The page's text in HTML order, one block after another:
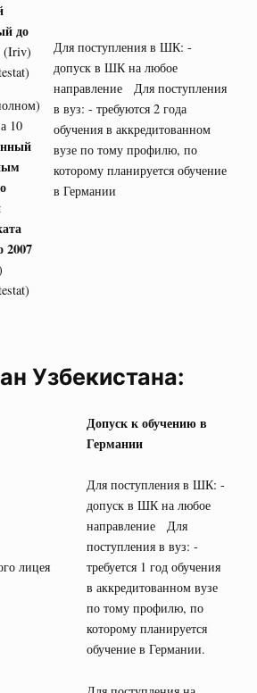
до
(Iriv)
Для поступления в ШК: -
допуск в ШК на любое
направление Для поступления
в вуз: - требуются 2 года
обучения в аккредитованном
вузе по тому профилю, по
которому планируется обучение
в Германии
10
2007
Узбекистана:
Допуск к обучению в
Германии
лицея
Для поступления в ШК: -
допуск в ШК на любое
направление Для
поступления в вуз: -
требуется 1 год обучения
в аккредитованном вузе
по тому профилю, по
которому планируется
обучение в Германии.